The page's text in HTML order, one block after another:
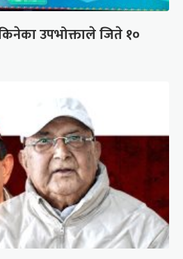
उपभोक्ताले जिते १०